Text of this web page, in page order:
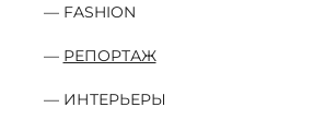
FASHION
РЕПОРТАЖ
ИНТЕРЬЕРЫ